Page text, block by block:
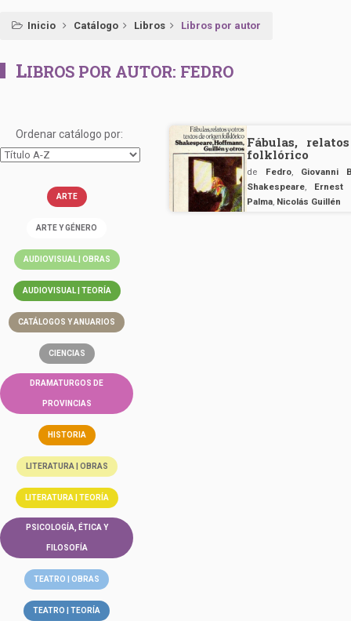
Inicio Catálogo Libros Libros por autor
LIBROS POR AUTOR: FEDRO
Ordenar catálogo por:
ARTE
ARTE Y GÉNERO
AUDIOVISUAL | OBRAS
AUDIOVISUAL | TEORÍA
CATÁLOGOS Y ANUARIOS
CIENCIAS
DRAMATURGOS DE
PROVINCIAS
HISTORIA
LITERATURA | OBRAS
LITERATURA | TEORÍA
PSICOLOGÍA, ÉTICA Y
FILOSOFÍA
TEATRO | OBRAS
TEATRO | TEORÍA
Fábulas,
folklórico
de Fedro, Giovanni
Shakespeare, Ernest
Palma, Nicolás Guillén